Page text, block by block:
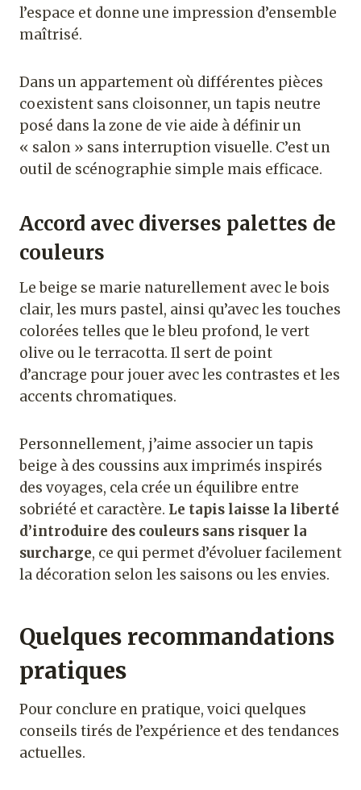
l’espace et donne une impression d’ensemble
maîtrisé.
Dans un appartement où différentes pièces
coexistent sans cloisonner, un tapis neutre
posé dans la zone de vie aide à définir un
« salon » sans interruption visuelle. C’est un
outil de scénographie simple mais efficace.
Accord avec diverses palettes de
couleurs
Le beige se marie naturellement avec le bois
clair, les murs pastel, ainsi qu’avec les touches
colorées telles que le bleu profond, le vert
olive ou le terracotta. Il sert de point
d’ancrage pour jouer avec les contrastes et les
accents chromatiques.
Personnellement, j’aime associer un tapis
beige à des coussins aux imprimés inspirés
des voyages, cela crée un équilibre entre
sobriété et caractère. Le tapis laisse la liberté
d’introduire des couleurs sans risquer la
surcharge, ce qui permet d’évoluer facilement
la décoration selon les saisons ou les envies.
Quelques recommandations
pratiques
Pour conclure en pratique, voici quelques
conseils tirés de l’expérience et des tendances
actuelles.